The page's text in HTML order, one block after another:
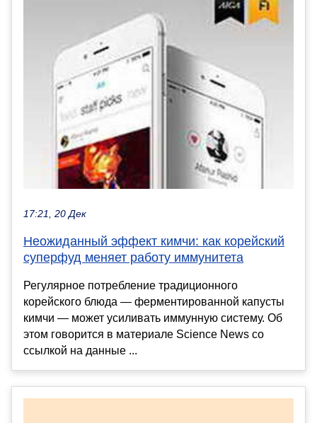
17:21, 20 Дек
Неожиданный эффект кимчи: как корейский
суперфуд меняет работу иммунитета
Регулярное потребление традиционного
корейского блюда — ферментированной капусты
кимчи — может усиливать иммунную систему. Об
этом говорится в материале Science News со
ссылкой на данные ...